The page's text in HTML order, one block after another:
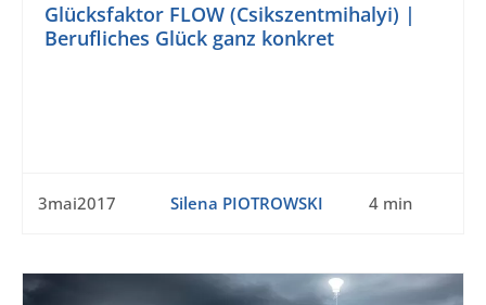
Glücksfaktor FLOW (Csikszentmihalyi) |
Berufliches Glück ganz konkret
3mai2017 Silena PIOTROWSKI 4 min